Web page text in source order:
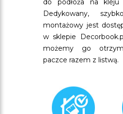
do podłoża na kleju
Dedykowany,
montażowy jest
w sklepie
możemy go
paczce razem z listwą.